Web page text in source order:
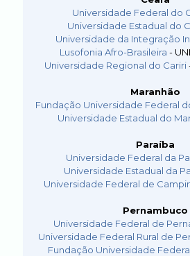
Universidade Federal do
Universidade Estadual do
Universidade da Integração
Lusofonia Afro-Brasileira -
Universidade Regional do Cariri
Maranhão
Fundação Universidade Federal
Universidade Estadual do
Paraíba
Universidade Federal da
Universidade Estadual da
Universidade Federal de
Pernambuco
Universidade Federal de
Universidade Federal Rural de
Fundação Universidade